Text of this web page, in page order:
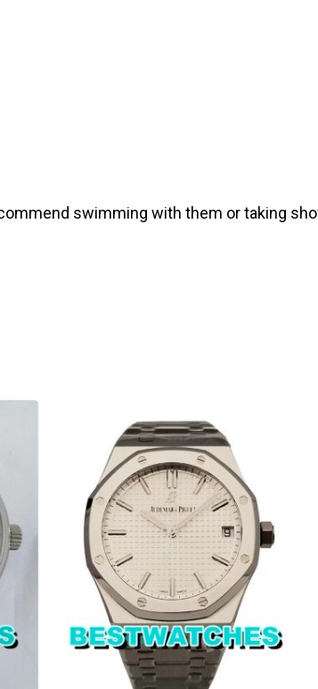
swimming with them or taking